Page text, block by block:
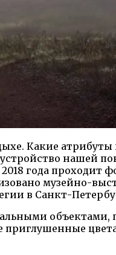
Какие
нашей
года проходит
музейно-
в Санкт-
приглушенные